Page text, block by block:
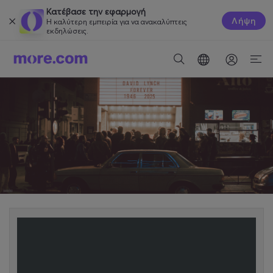
Κατέβασε την εφαρμογή
Η καλύτερη εμπειρία για να ανακαλύπτεις
εκδηλώσεις.
Λήψη